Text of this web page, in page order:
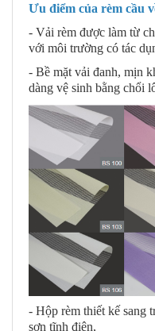
Ưu điểm của rèm cầu
- Vải rèm được làm từ
với môi trường có tác
- Bề mặt vải đanh, mịn
dàng vệ sinh bằng chổi
- Hộp rèm thiết kế sang
sơn tĩnh điện,